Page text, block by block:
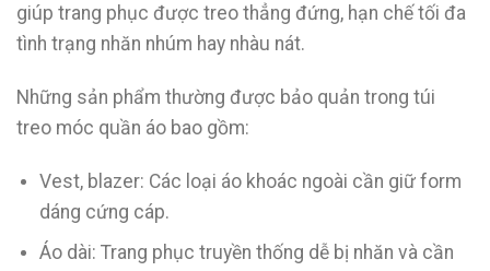
giúp trang phục được treo thẳng đứng, hạn chế tối đa
tình trạng nhăn nhúm hay nhàu nát.
Những sản phẩm thường được bảo quản trong túi
treo móc quần áo bao gồm:
Vest, blazer: Các loại áo khoác ngoài cần giữ form
dáng cứng cáp.
Áo dài: Trang phục truyền thống dễ bị nhăn và cần